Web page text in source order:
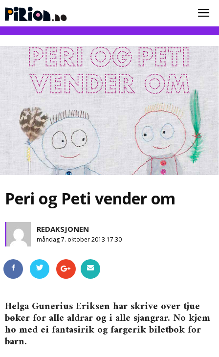
Peri og Peti vender om
REDAKSJONEN
måndag 7. oktober 2013 17.30
Helga Gunerius Eriksen har skrive over tjue
bøker for alle aldrar og i alle sjangrar. No kjem
ho med ei fantasirik og fargerik biletbok for
barn.